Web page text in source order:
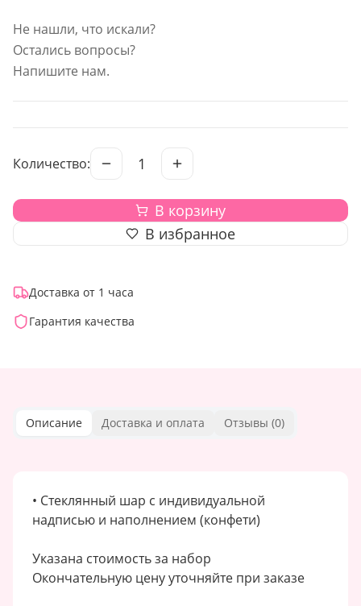
Не нашли, что искали?
Остались вопросы?
Напишите нам.
Количество: 1
В корзину
В избранное
Доставка от 1 часа
Гарантия качества
Описание Доставка и оплата Отзывы (0)
• Стеклянный шар с индивидуальной
надписью и наполнением (конфети)
Указана стоимость за набор
Окончательную цену уточняйте при заказе